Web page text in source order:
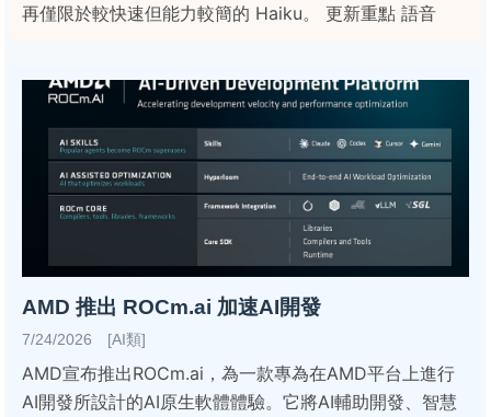
再僅限於較快速但能力較簡的 Haiku。 更新重點 語音
AMD 推出 ROCm.ai 加速AI開發
7/24/2026 [AI類]
AMD宣布推出ROCm.ai，為一款專為在AMD平台上進行
AI開發所設計的AI原生軟體體驗。它將AI輔助開發、智慧